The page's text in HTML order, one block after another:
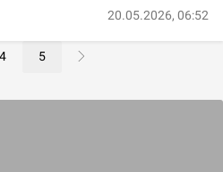
20.05.2026, 06:52
4 5